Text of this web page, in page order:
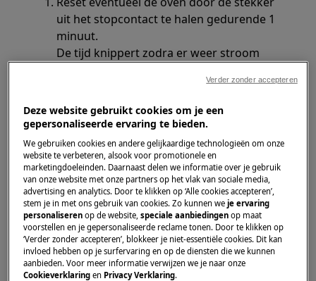
uit het stopcontact te halen gedurende 1
minuut.
De tijd knippert zodra er weer stroom
Dit geldt voor een stroomstoring, een
stroomonderbreking of tijdens de eerste
keer opstarten.
Stel de tijd in zoals beschreven in de
gebruiksaanwijzing. Klik rechts bovenaan
dit artikel op "Vind de
gebruikershandleiding".
Of kies hieronder het bedieningspaneel
dat overeenkomt met het paneel van jouw
oven en volg de richtlijnen.
Deze website gebruikt cookies om je een
gepersonaliseerde ervaring te bieden.
We gebruiken cookies en andere gelijkaardige technologieën om onze
website te verbeteren, alsook voor promotionele en
marketingdoeleinden. Daarnaast delen we informatie over je gebruik
van onze website met onze partners op het vlak van sociale media,
advertising en analytics. Door te klikken op ‘Alle cookies accepteren’,
stem je in met ons gebruik van cookies. Zo kunnen weje ervaring
personaliseren op de website,speciale aanbiedingen op maat
voorstellen en je gepersonaliseerde reclame tonen. Door te klikken op
‘Verder zonder accepteren’, blokkeer je niet-essentiële cookies. Dit kan
invloed hebben op je surfervaring en op de diensten die we kunnen
aanbieden. Voor meer informatie verwijzen we je naar onze
Cookieverklaring en Privacy Verklaring.
Verder zonder accepteren